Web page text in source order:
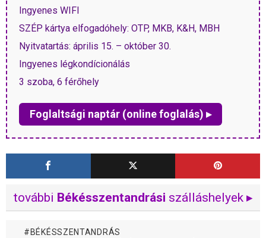
Ingyenes WIFI
SZÉP kártya elfogadóhely: OTP, MKB, K&H, MBH
Nyitvatartás: április 15. – október 30.
Ingyenes légkondícionálás
3 szoba, 6 férőhely
Foglaltsági naptár (online foglalás) ▸
további Békésszentandrási szálláshelyek ▸
BÉKÉSSZENTANDRÁS